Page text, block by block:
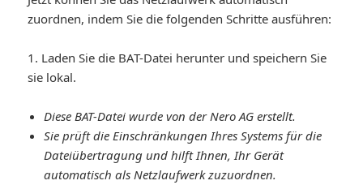
zuordnen, indem Sie die folgenden Schritte ausführen:
1. Laden Sie die BAT-Datei herunter und speichern Sie
sie lokal.
Diese BAT-Datei wurde von der Nero AG erstellt.
Sie prüft die Einschränkungen Ihres Systems für die
Dateiübertragung und hilft Ihnen, Ihr Gerät
automatisch als Netzlaufwerk zuzuordnen.